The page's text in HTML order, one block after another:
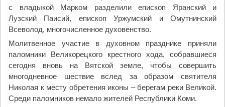
с владыкой Марком разделили епископ Яранский и
Лузский Паисий, епископ Уржумский и Омутнинский
Всеволод, многочисленное духовенство.
Молитвенное участие в духовном празднике приняли
паломники Великорецкого крестного хода, собравшиеся
сегодня вновь на Вятской земле, чтобы совершить
многодневное шествие вслед за образом святителя
Николая к месту обретения иконы – берегам реки Великой.
Среди паломников немало жителей Республики Коми.